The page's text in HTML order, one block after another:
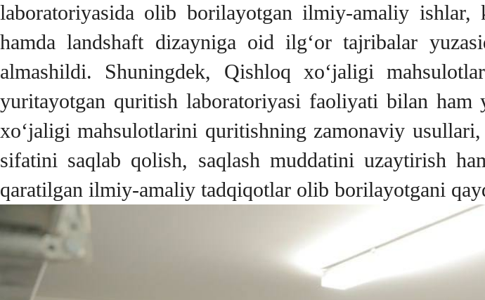
laboratoriyasida olib borilayotgan ilmiy-amaliy ishlar,
hamda landshaft dizayniga oid ilg‘or tajribalar
almashildi. Shuningdek, Qishloq xo‘jaligi
yuritayotgan quritish laboratoriyasi faoliyati bilan
xo‘jaligi mahsulotlarini quritishning zamonaviy
sifatini saqlab qolish, saqlash muddatini uzaytirish
qaratilgan ilmiy-amaliy tadqiqotlar olib borilayotgani